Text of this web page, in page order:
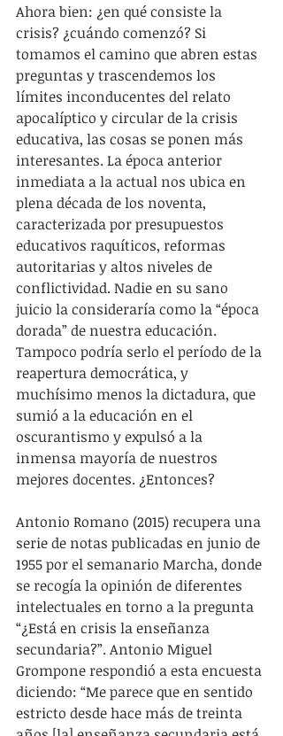
Ahora bien: ¿en qué consiste la
crisis? ¿cuándo comenzó? Si
tomamos el camino que abren estas
preguntas y trascendemos los
límites inconducentes del relato
apocalíptico y circular de la crisis
educativa, las cosas se ponen más
interesantes. La época anterior
inmediata a la actual nos ubica en
plena década de los noventa,
caracterizada por presupuestos
educativos raquíticos, reformas
autoritarias y altos niveles de
conflictividad. Nadie en su sano
juicio la consideraría como la “época
dorada” de nuestra educación.
Tampoco podría serlo el período de la
reapertura democrática, y
muchísimo menos la dictadura, que
sumió a la educación en el
oscurantismo y expulsó a la
inmensa mayoría de nuestros
mejores docentes. ¿Entonces?
Antonio Romano (2015) recupera una
serie de notas publicadas en junio de
1955 por el semanario Marcha, donde
se recogía la opinión de diferentes
intelectuales en torno a la pregunta
“¿Está en crisis la enseñanza
secundaria?”. Antonio Miguel
Grompone respondió a esta encuesta
diciendo: “Me parece que en sentido
estricto desde hace más de treinta